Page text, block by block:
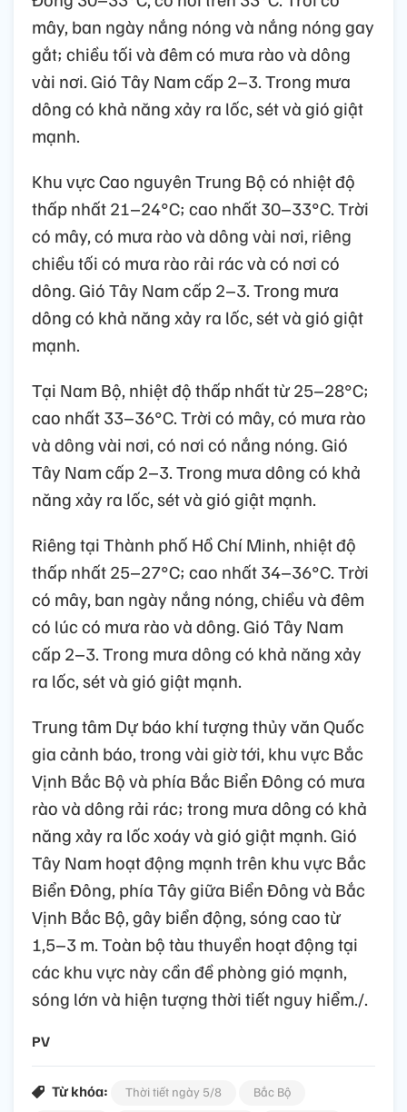
mây, ban ngày nắng nóng và nắng nóng gay
gắt; chiều tối và đêm có mưa rào và dông
vài nơi. Gió Tây Nam cấp 2–3. Trong mưa
dông có khả năng xảy ra lốc, sét và gió giật
mạnh.
Khu vực Cao nguyên Trung Bộ có nhiệt độ
thấp nhất 21–24°C; cao nhất 30–33°C. Trời
có mây, có mưa rào và dông vài nơi, riêng
chiều tối có mưa rào rải rác và có nơi có
dông. Gió Tây Nam cấp 2–3. Trong mưa
dông có khả năng xảy ra lốc, sét và gió giật
mạnh.
Tại Nam Bộ, nhiệt độ thấp nhất từ 25–28°C;
cao nhất 33–36°C. Trời có mây, có mưa rào
và dông vài nơi, có nơi có nắng nóng. Gió
Tây Nam cấp 2–3. Trong mưa dông có khả
năng xảy ra lốc, sét và gió giật mạnh.
Riêng tại Thành phố Hồ Chí Minh, nhiệt độ
thấp nhất 25–27°C; cao nhất 34–36°C. Trời
có mây, ban ngày nắng nóng, chiều và đêm
có lúc có mưa rào và dông. Gió Tây Nam
cấp 2–3. Trong mưa dông có khả năng xảy
ra lốc, sét và gió giật mạnh.
Trung tâm Dự báo khí tượng thủy văn Quốc
gia cảnh báo, trong vài giờ tới, khu vực Bắc
Vịnh Bắc Bộ và phía Bắc Biển Đông có mưa
rào và dông rải rác; trong mưa dông có khả
năng xảy ra lốc xoáy và gió giật mạnh. Gió
Tây Nam hoạt động mạnh trên khu vực Bắc
Biển Đông, phía Tây giữa Biển Đông và Bắc
Vịnh Bắc Bộ, gây biển động, sóng cao từ
1,5–3 m. Toàn bộ tàu thuyền hoạt động tại
các khu vực này cần đề phòng gió mạnh,
sóng lớn và hiện tượng thời tiết nguy hiểm./.
PV
Từ khóa: Thời tiết ngày 5/8
Bắc Bộ